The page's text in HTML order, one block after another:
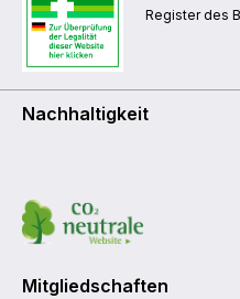
Register des
Nachhaltigkeit
Mitgliedschaften